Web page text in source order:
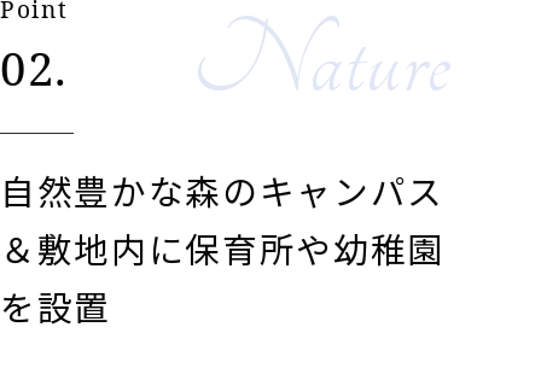
Point
02. Nature
自然豊かな森のキャンパス
＆敷地内に保育所や幼稚園
を設置